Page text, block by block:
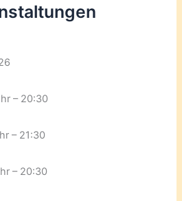
– 20:30
– 21:30
– 20:30